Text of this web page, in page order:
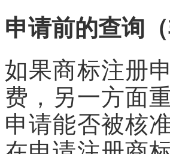
申请前的查询
如果商标注册
费，另一方面
申请能否被核